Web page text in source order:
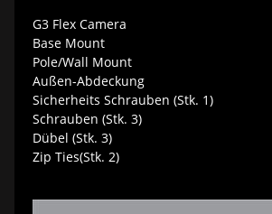
G3 Flex Camera
Base Mount
Pole/Wall Mount
Außen-Abdeckung
Sicherheits Schrauben (Stk. 1)
Schrauben (Stk. 3)
Dübel (Stk. 3)
Zip Ties(Stk. 2)